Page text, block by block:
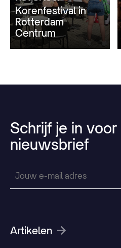
Korenfestival in
Rotterdam
Centrum
Schrijf je in voor
nieuwsbrief
Artikelen